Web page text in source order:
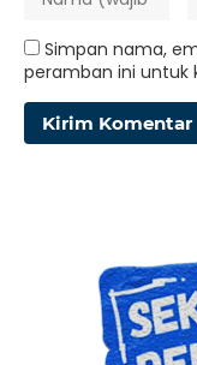
Simpan nama,
peramban ini untuk